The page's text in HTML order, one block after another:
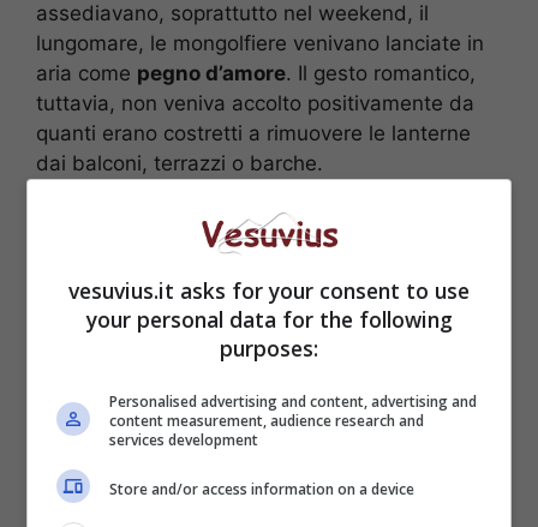
assediavano, soprattutto nel weekend, il
lungomare, le mongolfiere venivano lanciate in
aria come pegno d’amore. Il gesto romantico,
tuttavia, non veniva accolto positivamente da
quanti erano costretti a rimuovere le lanterne
dai balconi, terrazzi o barche.
vesuvius.it asks for your consent to use
your personal data for the following
purposes:
Personalised advertising and content, advertising and
content measurement, audience research and
services development
Store and/or access information on a device